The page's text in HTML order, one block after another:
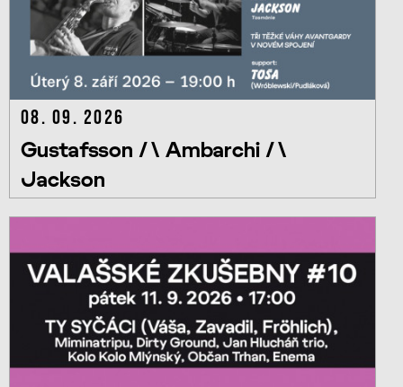
08. 09. 2026
Gustafsson /\ Ambarchi /\
Jackson